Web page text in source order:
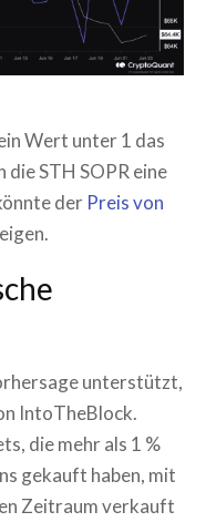
Wert unter 1 das
STH SOPR eine
der Preis von
unterstützt,
IntoTheBlock.
die mehr als 1 %
gekauft haben, mit
Zeitraum verkauft